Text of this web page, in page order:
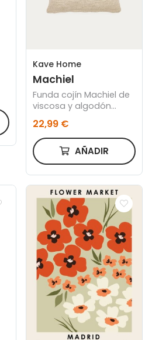
Kave Home
Machiel
Funda cojín Machiel de
viscosa y algodón
natural y blanco 50 x
50 cm
22,99 €
AÑADIR